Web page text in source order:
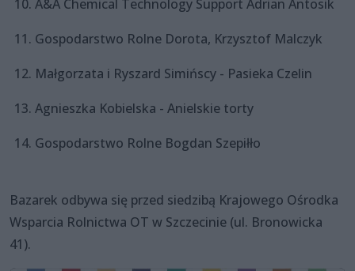
A&A Chemical Technology Support Adrian Antosik
Gospodarstwo Rolne Dorota, Krzysztof Malczyk
Małgorzata i Ryszard Simińscy - Pasieka Czelin
Agnieszka Kobielska - Anielskie torty
Gospodarstwo Rolne Bogdan Szepiłło
Bazarek odbywa się przed siedzibą Krajowego Ośrodka
Wsparcia Rolnictwa OT w Szczecinie (ul. Bronowicka
41).